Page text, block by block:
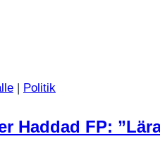
| Politik
Haddad FP: